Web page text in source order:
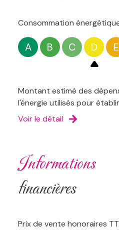
Consommation
A B C D E
Montant estimé des
l'énergie utilisés pour
Voir le détail
informations
financières
Prix de vente honoraires